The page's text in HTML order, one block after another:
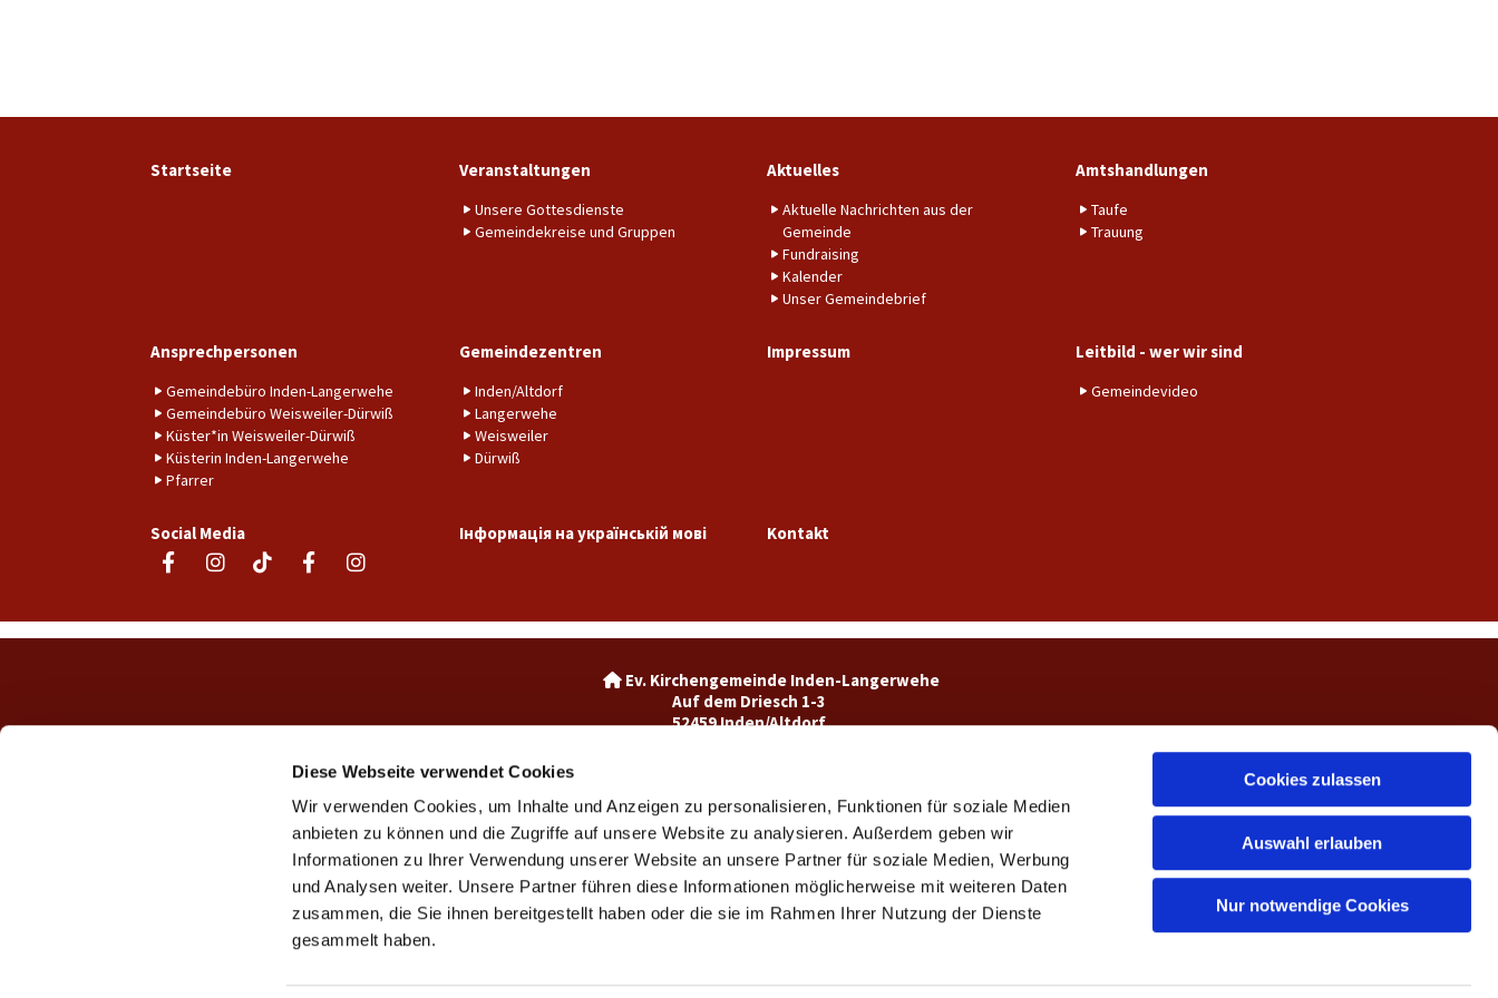
Diese Webseite verwendet Cookies
Wir verwenden Cookies, um Inhalte und Anzeigen zu personalisieren, Funktionen für soziale Medien
anbieten zu können und die Zugriffe auf unsere Website zu analysieren. Außerdem geben wir
Informationen zu Ihrer Verwendung unserer Website an unsere Partner für soziale Medien, Werbung
und Analysen weiter. Unsere Partner führen diese Informationen möglicherweise mit weiteren Daten
zusammen, die Sie ihnen bereitgestellt haben oder die sie im Rahmen Ihrer Nutzung der Dienste
gesammelt haben.
Cookies zulassen
Auswahl erlauben
Nur notwendige Cookies
Startseite Veranstaltungen
Unsere Gottesdienste
Gemeindekreise und Gruppen
Aktuelles
Aktuelle Nachrichten aus der
Gemeinde
Fundraising
Kalender
Unser Gemeindebrief
Amtshandlungen
Taufe
Trauung
Ansprechpersonen
Gemeindebüro Inden-Langerwehe
Gemeindebüro Weisweiler-Dürwiß
Küster*in Weisweiler-Dürwiß
Küsterin Inden-Langerwehe
Pfarrer
Gemeindezentren
Inden/Altdorf
Langerwehe
Weisweiler
Dürwiß
Impressum Leitbild - wer wir sind
Gemeindevideo
Social Media Інформація на українській мові Kontakt
Ev. Kirchengemeinde Inden-Langerwehe
Auf dem Driesch 1-3
52459 Inden/Altdorf
Ev. Kirchengemeinde Weisweiler-Dürwiß
Burgweg 7
52249 Eschweiler
weisweiler@ekir.de
02403 / 65265